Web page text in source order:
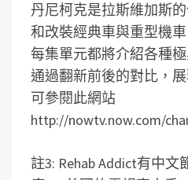
丹尼柯克是拉斯維加斯
和改裝經典車與重型機
每集單元都將介紹各種
通過翻新前後的對比，
可參閱此網站
http://nowtv.now.com/
註3: Rehab Addict有中文